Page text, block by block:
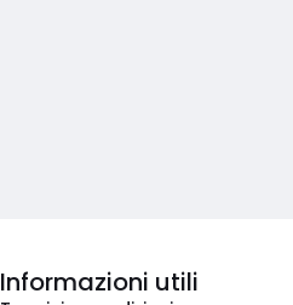
Informazioni utili